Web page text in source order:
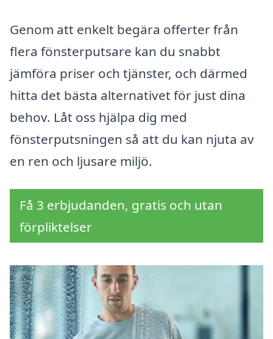
Genom att enkelt begära offerter från
flera fönsterputsare kan du snabbt
jämföra priser och tjänster, och därmed
hitta det bästa alternativet för just dina
behov. Låt oss hjälpa dig med
fönsterputsningen så att du kan njuta av
en ren och ljusare miljö.
Få 3 erbjudanden, gratis och utan
förpliktelser